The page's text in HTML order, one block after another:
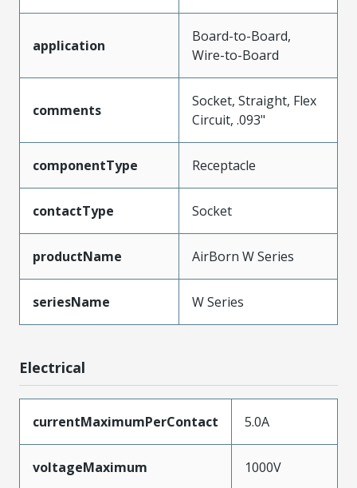
application
Board-to-Board,
Wire-to-Board
comments
Socket, Straight, Flex
Circuit, .093"
componentType Receptacle
contactType Socket
productName AirBorn W Series
seriesName W Series
Electrical
currentMaximumPerContact 5.0A
voltageMaximum 1000V